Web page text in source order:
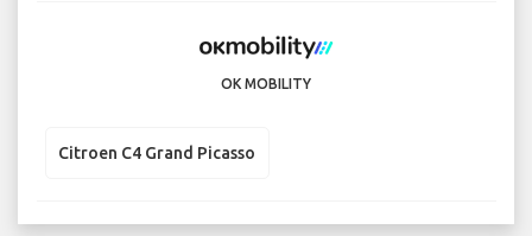
OK MOBILITY
Citroen C4 Grand Picasso